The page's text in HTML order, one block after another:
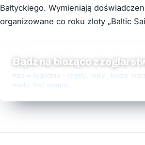
Bałtyckiego. Wymieniają
organizowane co roku zloty „Baltic
Bądź na bieżąco z
Raz w tygodniu - regaty, rejsy i ludzie
mailu. Bez spamu.